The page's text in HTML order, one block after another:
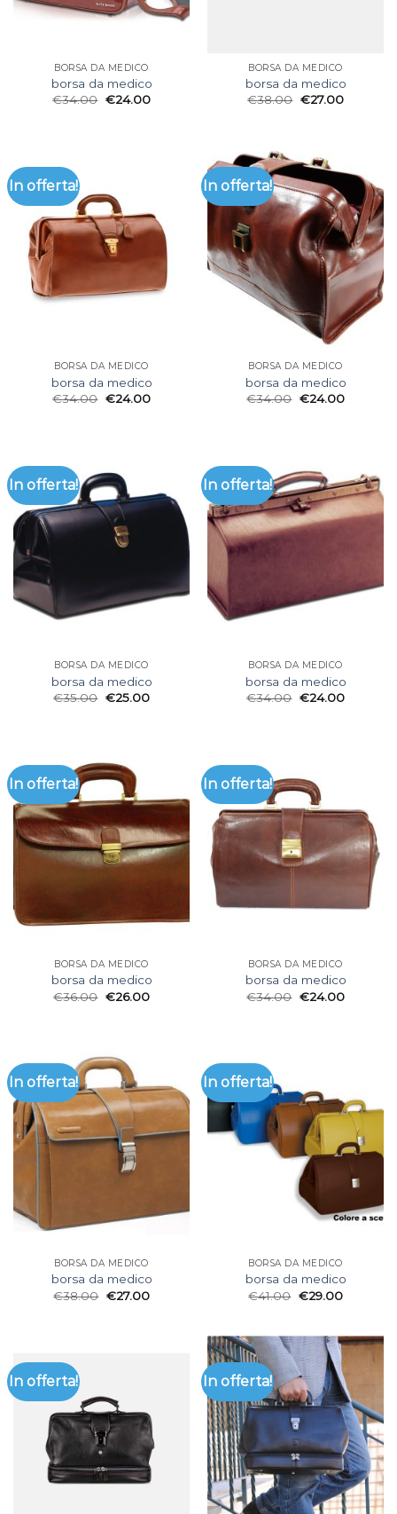
BORSA DA MEDICO
borsa da medico
€34.00 €24.00
BORSA DA MEDICO
borsa da medico
€38.00 €27.00
In offerta!
BORSA DA MEDICO
borsa da medico
€34.00 €24.00
In offerta!
BORSA DA MEDICO
borsa da medico
€34.00 €24.00
In offerta!
BORSA DA MEDICO
borsa da medico
€35.00 €25.00
In offerta!
BORSA DA MEDICO
borsa da medico
€34.00 €24.00
In offerta!
BORSA DA MEDICO
borsa da medico
€36.00 €26.00
In offerta!
BORSA DA MEDICO
borsa da medico
€34.00 €24.00
In offerta!
BORSA DA MEDICO
borsa da medico
€38.00 €27.00
In offerta!
BORSA DA MEDICO
borsa da medico
€41.00 €29.00
In offerta! In offerta!